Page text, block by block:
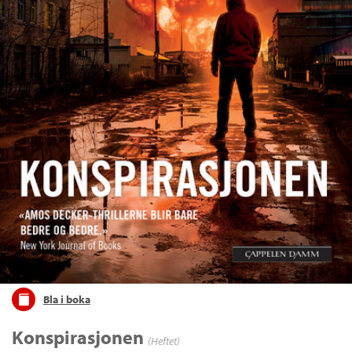
Bla i boka
Konspirasjonen (Heftet)